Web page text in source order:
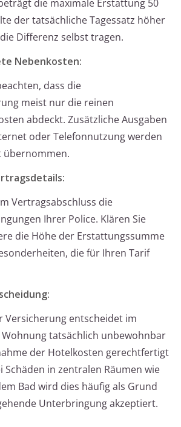
die maximale Erstattung 50
der tatsächliche Tagessatz höher
Differenz selbst tragen.
Nebenkosten:
dass die
meist nur die reinen
abdeckt. Zusätzliche Ausgaben
oder Telefonnutzung werden
übernommen.
Vertragsabschluss die
Ihrer Police. Klären Sie
die Höhe der Erstattungssumme
die für Ihren Tarif
Versicherung entscheidet im
Wohnung tatsächlich unbewohnbar
der Hotelkosten gerechtfertigt
Schäden in zentralen Räumen wie
Bad wird dies häufig als Grund
Unterbringung akzeptiert.